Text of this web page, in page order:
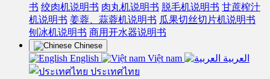
书 绞肉机说明书 肉丸机说明书 脱毛机说明书 甘蔗榨汁
机说明书 姜蓉、蒜蓉机说明书 瓜果切丝切片机说明书
刨冰机说明书 商用开水器说明书
Chinese
English Việt nam
العربية
ประเทศไทย